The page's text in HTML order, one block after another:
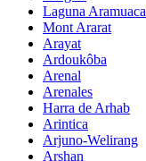
Laguna Aramuaca
Mont Ararat
Arayat
Ardoukôba
Arenal
Arenales
Harra de Arhab
Arintica
Arjuno-Welirang
Arshan